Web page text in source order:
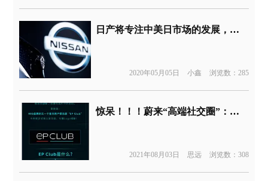
日产将专注中美日市场的发展，简化其它市场的运营
2020年05月05日 小鑫 浏览数：285
惊呆！！！蔚来“高端社交圈”：入会门槛1000万
2021年08月03日 思远 浏览数：308